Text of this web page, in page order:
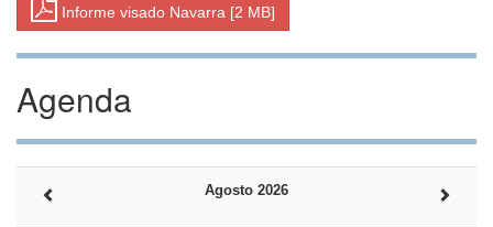
Informe visado Navarra [2 MB]
Agenda
Agosto 2026